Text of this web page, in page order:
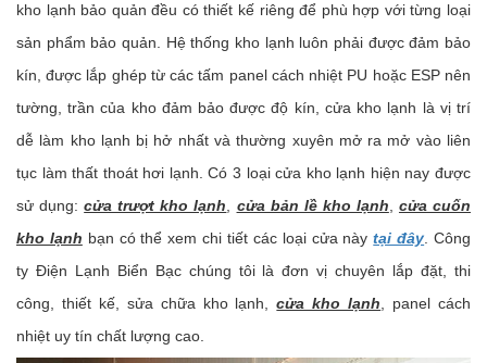
kho lạnh bảo quản đều có thiết kế riêng để phù hợp với từng loại
sản phẩm bảo quản. Hệ thống kho lạnh luôn phải được đảm bảo
kín, được lắp ghép từ các tấm panel cách nhiệt PU hoặc ESP nên
tường, trần của kho đảm bảo được độ kín, cửa kho lạnh là vị trí
dễ làm kho lạnh bị hở nhất và thường xuyên mở ra mở vào liên
tục làm thất thoát hơi lạnh. Có 3 loại cửa kho lạnh hiện nay được
sử dụng:cửa trượt kho lạnh cửa bản lề kho lạnh
cửa cuốn
kho lạnh bạn có thể xem chi tiết các loại cửa nàytại đây . Công
ty Điện Lạnh Biển Bạc chúng tôi là đơn vị chuyên lắp đặt, thi
công, thiết kế, sửa chữa kho lạnh,cửa kho lạnh , panel cách
nhiệt uy tín chất lượng cao.